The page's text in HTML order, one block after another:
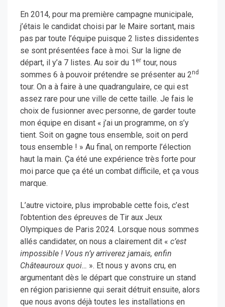
En 2014, pour ma première campagne municipale,
j’étais le candidat choisi par le Maire sortant, mais
pas par toute l’équipe puisque 2 listes dissidentes
se sont présentées face à moi. Sur la ligne de
départ, il y’a 7 listes. Au soir du 1 er tour, nous
sommes 6 à pouvoir prétendre se présenter au 2nd
tour. On a à faire à une quadrangulaire, ce qui est
assez rare pour une ville de cette taille. Je fais le
choix de fusionner avec personne, de garder toute
mon équipe en disant « j’ai un programme, on s’y
tient. Soit on gagne tous ensemble, soit on perd
tous ensemble ! » Au final, on remporte l’élection
haut la main. Ça été une expérience très forte pour
moi parce que ça été un combat difficile, et ça vous
marque.
L’autre victoire, plus improbable cette fois, c’est
l’obtention des épreuves de Tir aux Jeux
Olympiques de Paris 2024. Lorsque nous sommes
allés candidater, on nous a clairement dit « c’est
impossible ! Vous n’y arriverez jamais, enfin
Châteauroux quoi… ». Et nous y avons cru, en
argumentant dès le départ que construire un stand
en région parisienne qui serait détruit ensuite, alors
que nous avons déjà toutes les installations en